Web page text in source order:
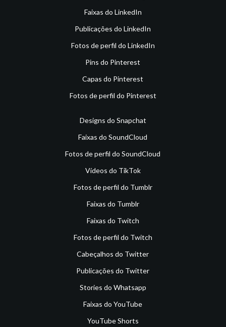
Faixas do LinkedIn
Publicações do LinkedIn
Fotos de perfil do LinkedIn
Pins do Pinterest
Capas do Pinterest
Fotos de perfil do Pinterest
Designs do Snapchat
Faixas do SoundCloud
Fotos de perfil do SoundCloud
Vídeos do TikTok
Fotos de perfil do Tumblr
Faixas do Tumblr
Faixas do Twitch
Fotos de perfil do Twitch
Cabeçalhos do Twitter
Publicações do Twitter
Stories do Whatsapp
Faixas do YouTube
YouTube Shorts